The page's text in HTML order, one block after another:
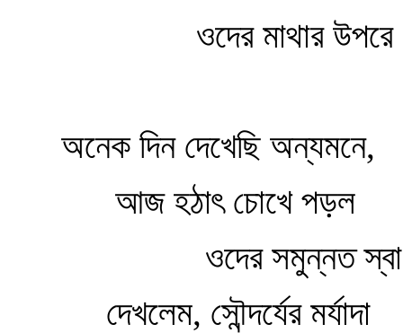
ওদের মাথার
অনেক দিন দেখেছি অন্যমনে,
আজ হঠাৎ চোখে পড়ল
ওদের সমুন্নত
দেখলেম, সৌন্দর্যের মর্যাদা